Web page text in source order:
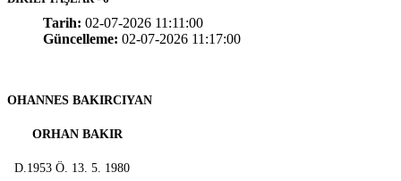
Tarih: 02-07-2026 11:11:00
Güncelleme: 02-07-2026 11:17:00
OHANNES BAKIRCIYAN
ORHAN BAKIR
D.1953 Ö. 13. 5. 1980